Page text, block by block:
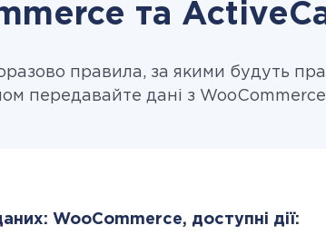
та
правила, за якими будуть
передавайте дані з
WooCommerce, доступні дії: